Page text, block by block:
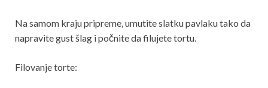
Na samom kraju pripreme, umutite slatku pavlaku tako da
napravite gust šlag i počnite da filujete tortu.
Filovanje torte: